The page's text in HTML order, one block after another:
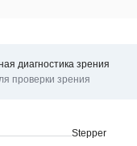
корригирующих Stepper
Stepper
диагностика зрения
проверки зрения